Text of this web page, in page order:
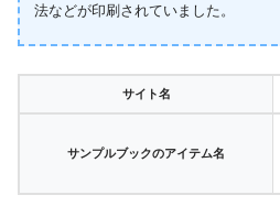
法などが印刷されていました。
サイト名
サンプルブックのアイテム名